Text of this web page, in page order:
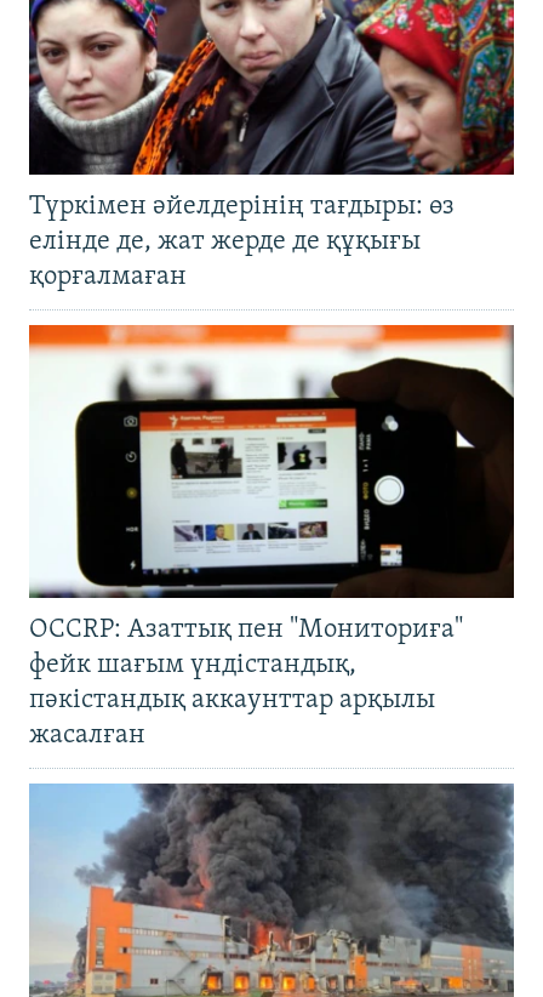
Түркімен әйелдерінің тағдыры: өз
елінде де, жат жерде де құқығы
қорғалмаған
OCCRP: Азаттық пен "Мониториға"
фейк шағым үндістандық,
пәкістандық аккаунттар арқылы
жасалған